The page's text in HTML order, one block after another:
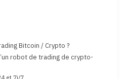
Bitcoin / Crypto ?
robot de trading de crypto-
et 7j/7